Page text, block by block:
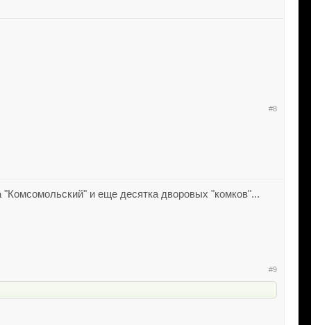
#8
и еще десятка дворовых "комков"...
#9